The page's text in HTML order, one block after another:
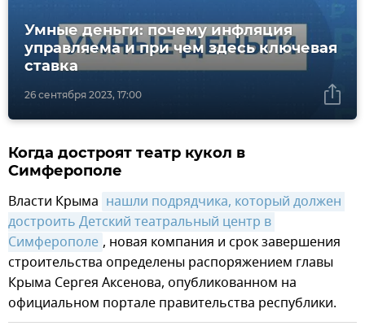
26 сентября 2023, 17:00
Умные деньги: почему инфляция
управляема и при чем здесь ключевая
ставка
Когда достроят театр кукол в
Симферополе
Власти Крыма нашли подрядчика, который должен
достроить Детский театральный центр в
Симферополе , новая компания и срок завершения
строительства определены распоряжением главы
Крыма Сергея Аксенова, опубликованном на
официальном портале правительства республики.